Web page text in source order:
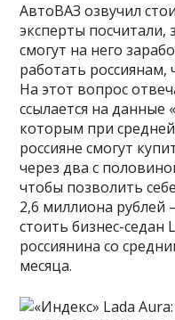
АвтоВАЗ озвучил
эксперты посчитали,
смогут на него
работать россиянам,
На этот вопрос
ссылается на данные
которым при
россияне смогут
через два с
чтобы позволить
2,6 миллиона рублей
стоить бизнес-седан
россиянина со
месяца.